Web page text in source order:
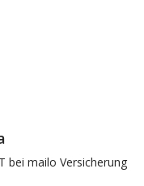
bei mailo Versicherung